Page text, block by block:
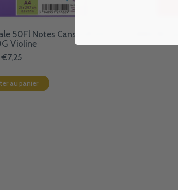
50Fl Notes Canson® A4
Violine
€7,25
au panier